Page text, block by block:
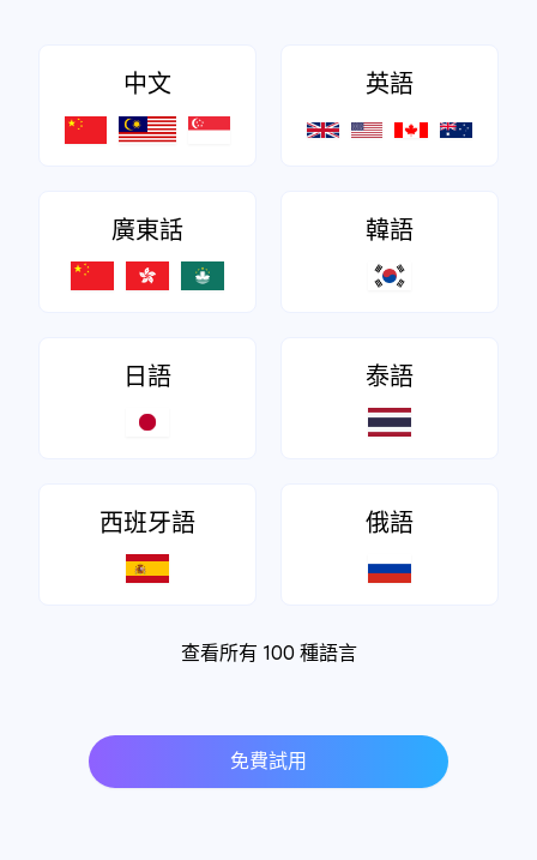
中文 英語
廣東話 韓語
日語 泰語
西班牙語 俄語
查看所有 100 種語言
免費試用